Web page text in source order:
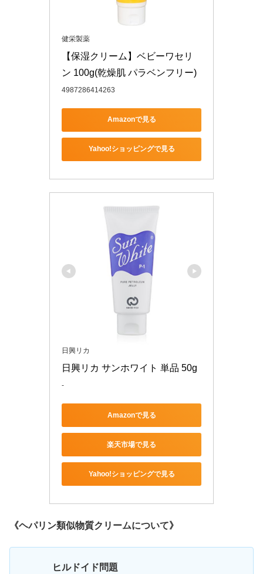
健栄製薬
【保湿クリーム】ベビーワセリ
ン 100g(乾燥肌 パラベンフリー)
4987286414263
Amazonで見る
Yahoo!ショッピングで見る
日興リカ
日興リカ サンホワイト 単品 50g
-
Amazonで見る
楽天市場で見る
Yahoo!ショッピングで見る
《ヘパリン類似物質クリームについて》
ヒルドイド問題